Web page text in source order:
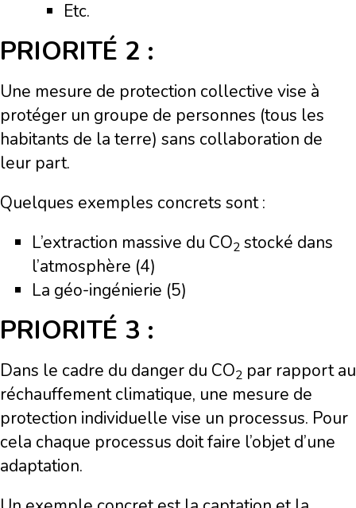
Etc.
PRIORITÉ 2 :
Une mesure de protection collective vise à
protéger un groupe de personnes (tous les
habitants de la terre) sans collaboration de
leur part.
Quelques exemples concrets sont :
L’extraction massive du CO2 stocké dans
l’atmosphère (4)
La géo-ingénierie (5)
PRIORITÉ 3 :
Dans le cadre du danger du CO2 par rapport au
réchauffement climatique, une mesure de
protection individuelle vise un processus. Pour
cela chaque processus doit faire l’objet d’une
adaptation.